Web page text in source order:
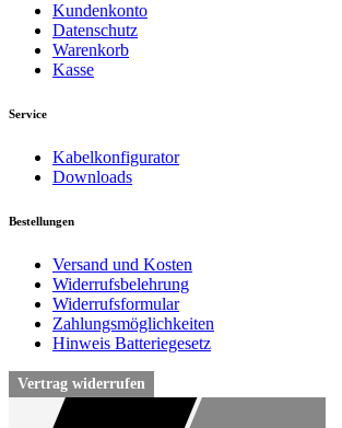
Kundenkonto
Datenschutz
Warenkorb
Kasse
Service
Kabelkonfigurator
Downloads
Bestellungen
Versand und Kosten
Widerrufsbelehrung
Widerrufsformular
Zahlungsmöglichkeiten
Hinweis Batteriegesetz
Vertrag widerrufen